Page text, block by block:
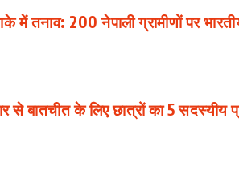
में तनाव: 200 नेपाली ग्रामीणों पर
बातचीत के लिए छात्रों का 5 सदस्यीय